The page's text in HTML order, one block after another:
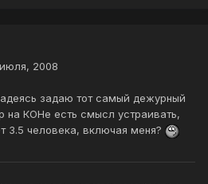
2008
задаю тот самый дежурный
на КОНе есть смысл устраивать,
3.5 человека, включая меня?